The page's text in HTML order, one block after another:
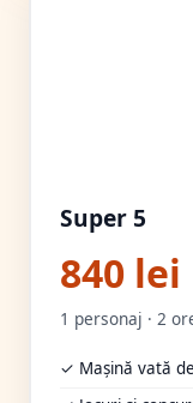
Super 5
840 lei
1 personaj · 2
✓ Mașină vată